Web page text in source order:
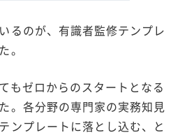
るのが、有識者監修テンプレ
。
もゼロからのスタートとなる
。各分野の専門家の実務知見
ンプレートに落とし込む、と